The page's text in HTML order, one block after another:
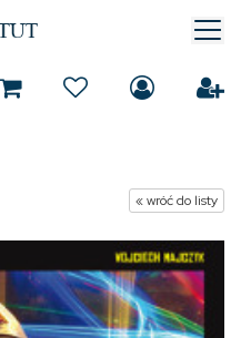
« wróć do listy